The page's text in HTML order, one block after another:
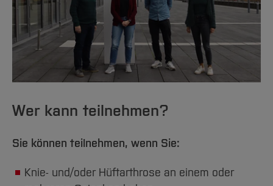
Wer kann teilnehmen?
Sie können teilnehmen, wenn Sie:
Knie- und/oder Hüftarthrose an einem oder